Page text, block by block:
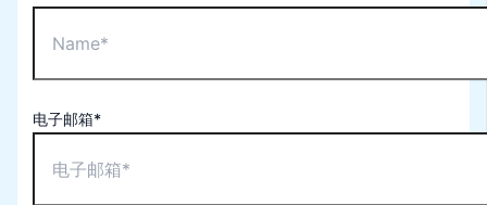
电子邮箱*